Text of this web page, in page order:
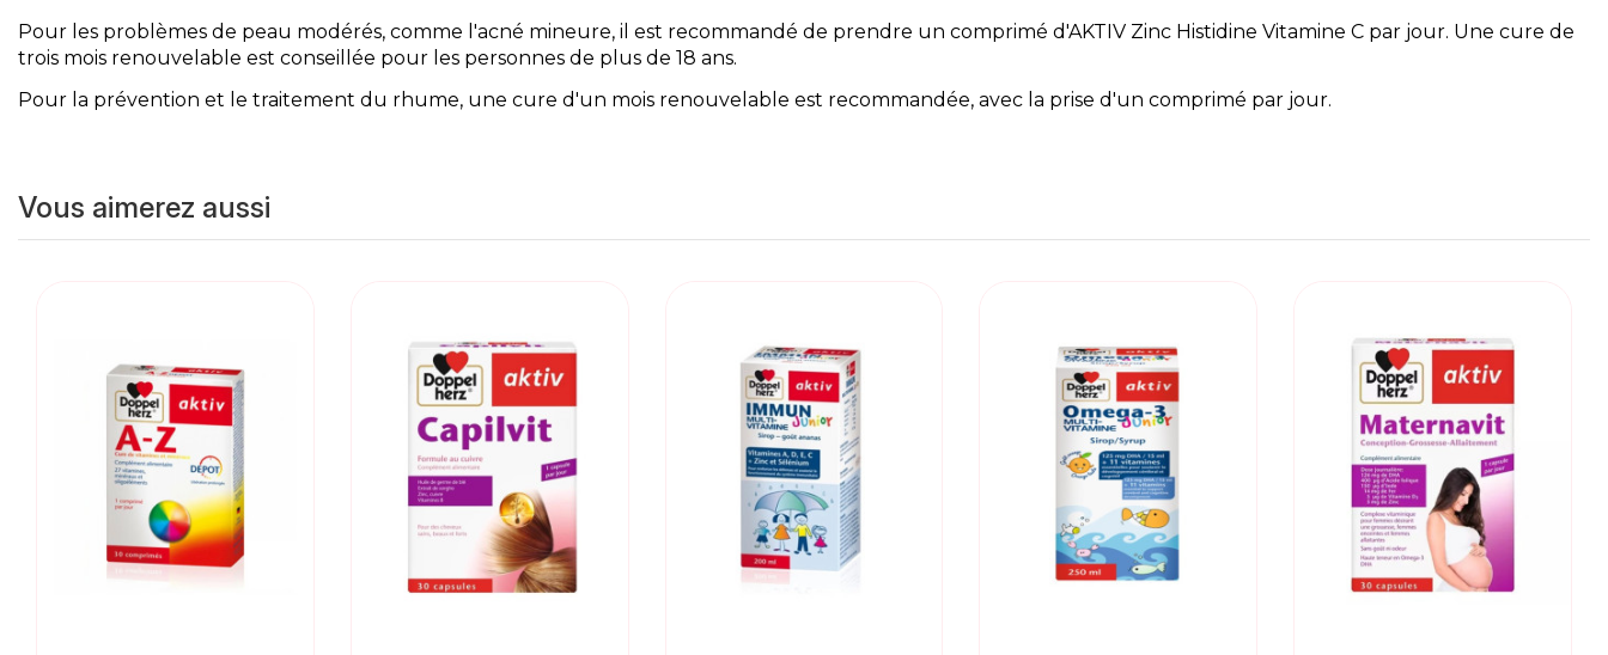
Pour les problèmes de peau modérés, comme l'acné mineure, il est recommandé de prendre un comprimé d'AKTIV Zinc Histidine Vitamine C par jour. Une cure de
trois mois renouvelable est conseillée pour les personnes de plus de 18 ans.
Pour la prévention et le traitement du rhume, une cure d'un mois renouvelable est recommandée, avec la prise d'un comprimé par jour.
Vous aimerez aussi